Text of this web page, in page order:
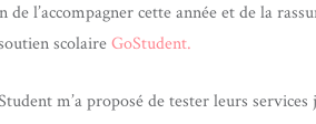
de l’accompagner cette année et de la
scolaireGoStudent.
m’a proposé de tester leurs